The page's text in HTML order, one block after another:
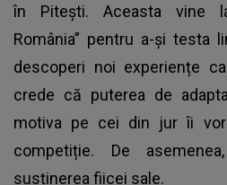
în Pitești. Aceasta vine
România” pentru a-și testa
descoperi noi experiențe
crede că puterea de
motiva pe cei din jur îi
competiție. De
susținerea fiicei sale.